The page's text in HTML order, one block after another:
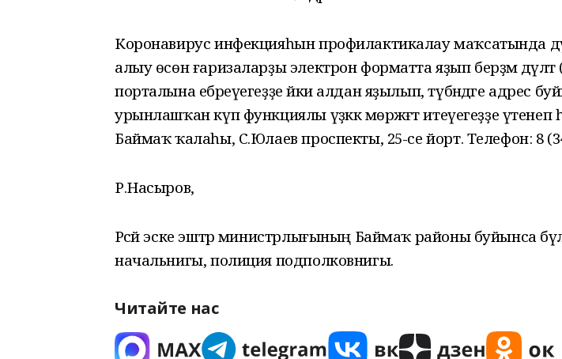
Коронавирус инфекцияһын профилактикалау маҡсатында
алыу өсөн ғаризаларҙы электрон форматта яҙып берҙәм
порталына ебәреүегеҙҙе йәки алдан яҙылып, түбәндәге адрес
урынлашҡан күп функциялы үҙәккә мөрәжәғәт итеүегеҙҙе
Баймаҡ ҡалаһы, С.Юлаев проспекты, 25-се йорт. Телефон: 8
Р.Насыров,
Рәсәй эске эштәр министрлығының Баймаҡ районы буйынса
начальнигы, полиция подполковнигы.
Читайте нас